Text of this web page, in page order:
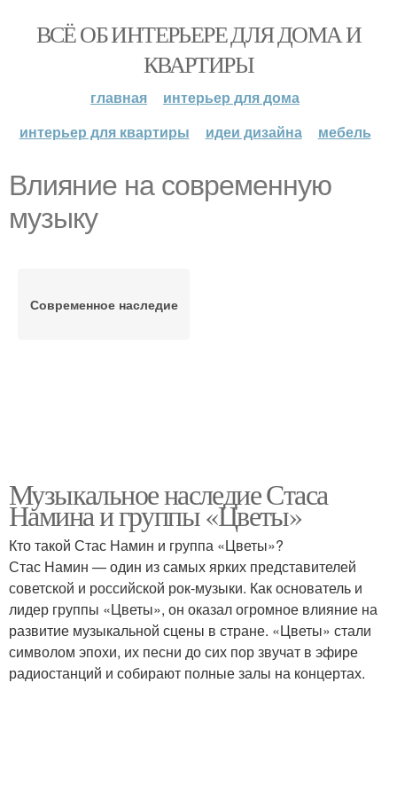
ВСЁ ОБ ИНТЕРЬЕРЕ ДЛЯ ДОМА И
КВАРТИРЫ
главная
интерьер для дома
интерьер для квартиры
идеи дизайна мебель
Влияние на современную
музыку
Современное наследие
Музыкальное наследие Стаса
Намина и группы «Цветы»
Кто такой Стас Намин и группа «Цветы»?
Стас Намин — один из самых ярких представителей
советской и российской рок-музыки. Как основатель и
лидер группы «Цветы», он оказал огромное влияние на
развитие музыкальной сцены в стране. «Цветы» стали
символом эпохи, их песни до сих пор звучат в эфире
радиостанций и собирают полные залы на концертах.